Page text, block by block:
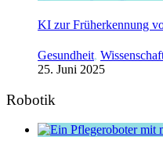
KI zur Früherkennung
Gesundheit,
25. Juni 2025
Robotik